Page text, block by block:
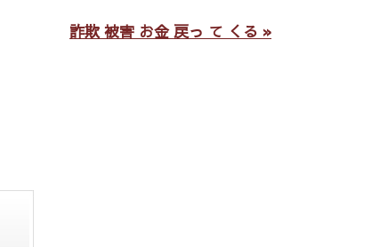
詐欺 被害 お金 戻っ て くる »